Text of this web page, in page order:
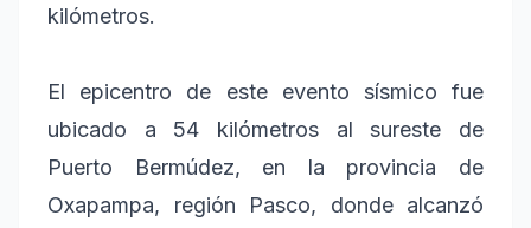
kilómetros.
El epicentro de este evento sísmico fue
ubicado a 54 kilómetros al sureste de
Puerto Bermúdez, en la provincia de
Oxapampa, región Pasco, donde alcanzó